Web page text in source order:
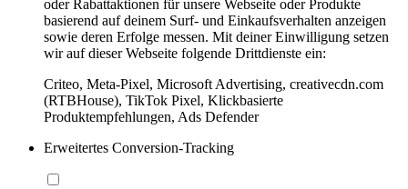
oder Rabattaktionen für unsere Webseite oder Produkte
basierend auf deinem Surf- und Einkaufsverhalten anzeigen
sowie deren Erfolge messen. Mit deiner Einwilligung setzen
wir auf dieser Webseite folgende Drittdienste ein:
Criteo, Meta-Pixel, Microsoft Advertising, creativecdn.com
(RTBHouse), TikTok Pixel, Klickbasierte
Produktempfehlungen, Ads Defender
Erweitertes Conversion-Tracking